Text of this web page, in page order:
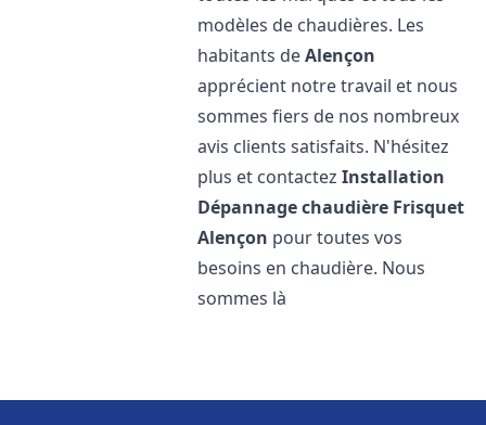
modèles de chaudières. Les
habitants deAlençon
apprécient notre travail et nous
sommes fiers de nos nombreux
avis clients satisfaits. N'hésitez
plus et contactezInstallation
Dépannage chaudière Frisquet
Alençon pour toutes vos
besoins en chaudière. Nous
sommes là